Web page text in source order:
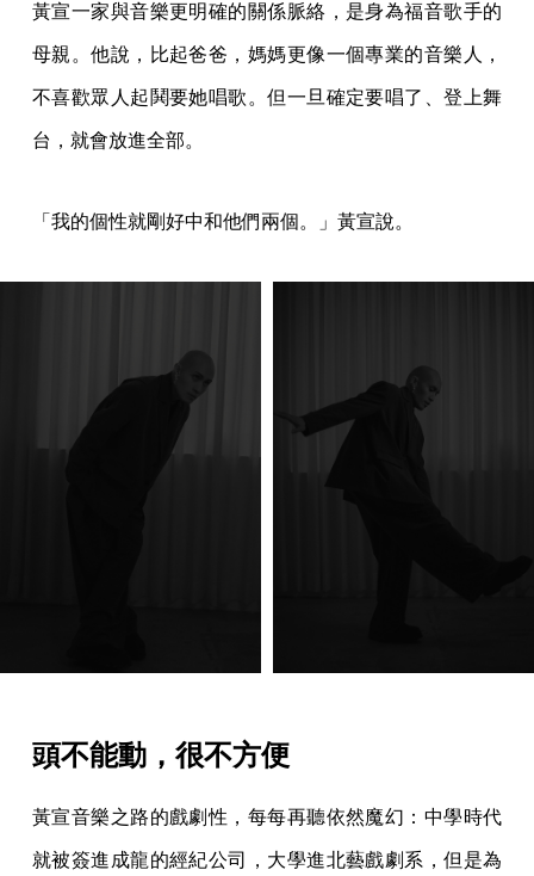
黃宣一家與音樂更明確的關係脈絡，是身為福音歌手的
母親。他說，比起爸爸，媽媽更像一個專業的音樂人，
不喜歡眾人起鬨要她唱歌。但一旦確定要唱了、登上舞
台，就會放進全部。
「我的個性就剛好中和他們兩個。」黃宣說。
頭不能動，很不方便
黃宣音樂之路的戲劇性，每每再聽依然魔幻：中學時代
就被簽進成龍的經紀公司，大學進北藝戲劇系，但是為